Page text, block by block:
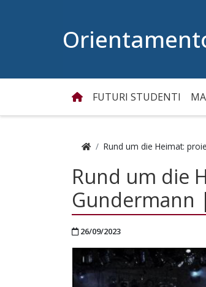
FUTURI STUDENTI
HomeRund um die Heimat:
Rund um die
Gundermann
Pubblicato il
26/09/2023